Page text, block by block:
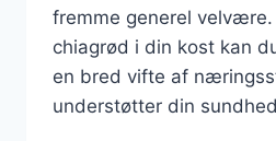
fremme generel
chiagrød i din kost kan
en bred vifte af
understøtter din